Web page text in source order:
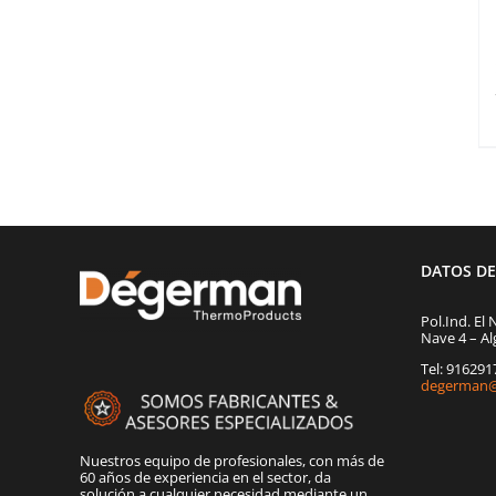
Nuestros equipo de profesionales, con más de
60 años de experiencia en el sector, da
DATOS
Pol.Ind. El
Nave 4 –
Tel: